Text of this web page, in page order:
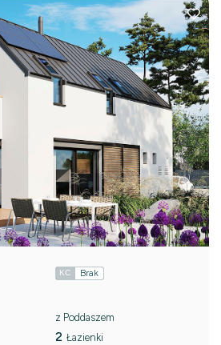
KC Brak
z Poddaszem
2 Łazienki